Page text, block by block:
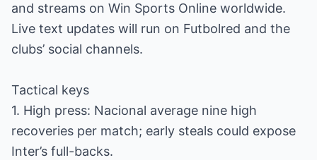
and streams on Win Sports Online worldwide.
Live text updates will run on Futbolred and the
clubs’ social channels.
Tactical keys
1. High press: Nacional average nine high
recoveries per match; early steals could expose
Inter’s full-backs.